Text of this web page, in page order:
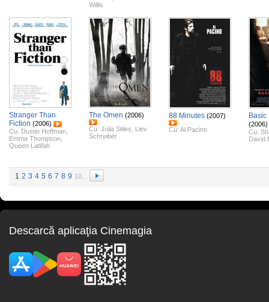
Willis
Stranger Than
Fiction (2006)
Cu: Dustin Hoffman
Emma Thompson
Queen Latifah
The Omen (2006)
Cu: Julia Stiles
Liev
Schreiber
88 Minutes (2007)
Cu: Al Pacino
Basic
(2006)
Cu:
David
1 2 3 4 5 6 7 8 9 10..
Descarcă aplicaţia Cinemagia